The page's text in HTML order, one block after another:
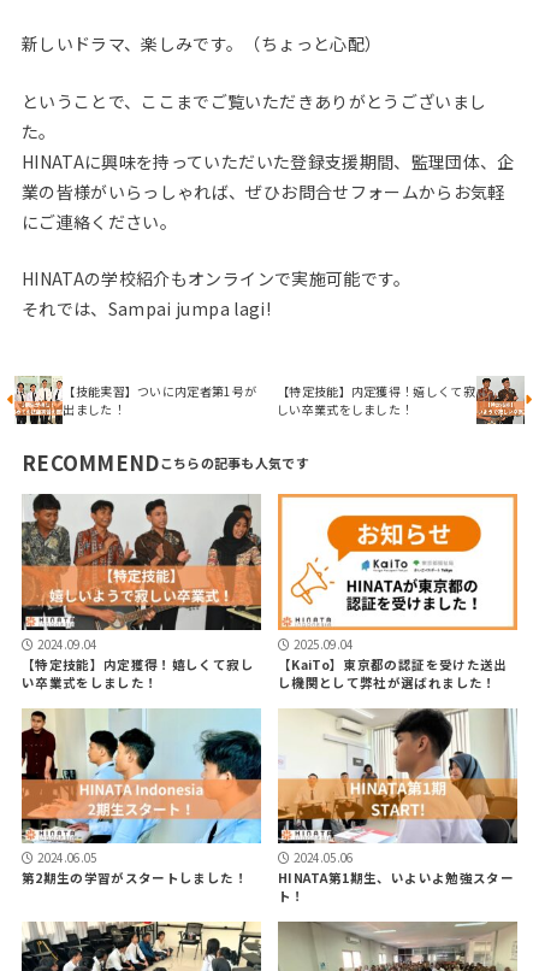
新しいドラマ、楽しみです。（ちょっと心配）
ということで、ここまでご覧いただきありがとうございまし
た。
HINATAに興味を持っていただいた登録支援期間、監理団体、企
業の皆様がいらっしゃれば、ぜひお問合せフォームからお気軽
にご連絡ください。
HINATAの学校紹介もオンラインで実施可能です。
それでは、Sampai jumpa lagi!
【技能実習】ついに内定者第1号が
出ました！
【特定技能】内定獲得！嬉しくて寂
しい卒業式をしました！
RECOMMEND
2024.09.04
【特定技能】内定獲得！嬉しくて寂し
い卒業式をしました！
2025.09.04
【KaiTo】東京都の認証を受けた送出
し機関として弊社が選ばれました！
2024.06.05
第2期生の学習がスタートしました！
2024.05.06
HINATA第1期生、いよいよ勉強スター
ト！